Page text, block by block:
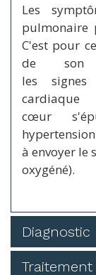
Les
pulmonaire
C'est pour
de son
les signes
cœur
à envoyer le
oxygéné).
Diagnostic
Traitement